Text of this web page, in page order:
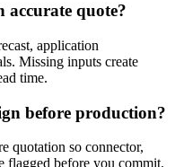
accurate quote?
application
Missing inputs create
time.
before production?
quotation so connector,
flagged before you commit.